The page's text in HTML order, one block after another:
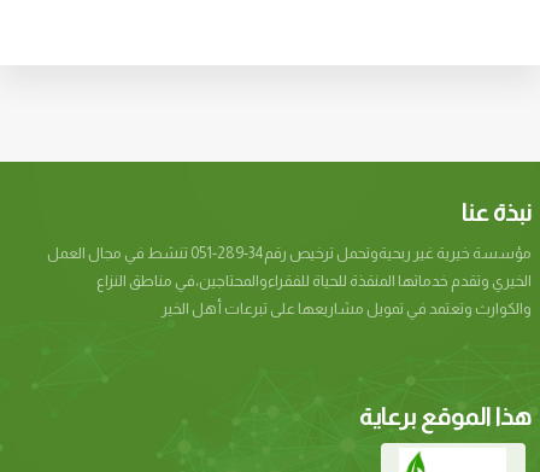
نبذة عنا
مؤسسة خيرية غير ربحيةوتحمل ترخيص رقم34-289-051 تنشط في مجال العمل
الخيري وتقدم خدماتها المنقذة للحياة للفقراءوالمحتاجين،في مناطق النزاع
والكوارث وتعتمد في تمويل مشاريعها على تبرعات أهل الخير
هذا الموقع برعاية